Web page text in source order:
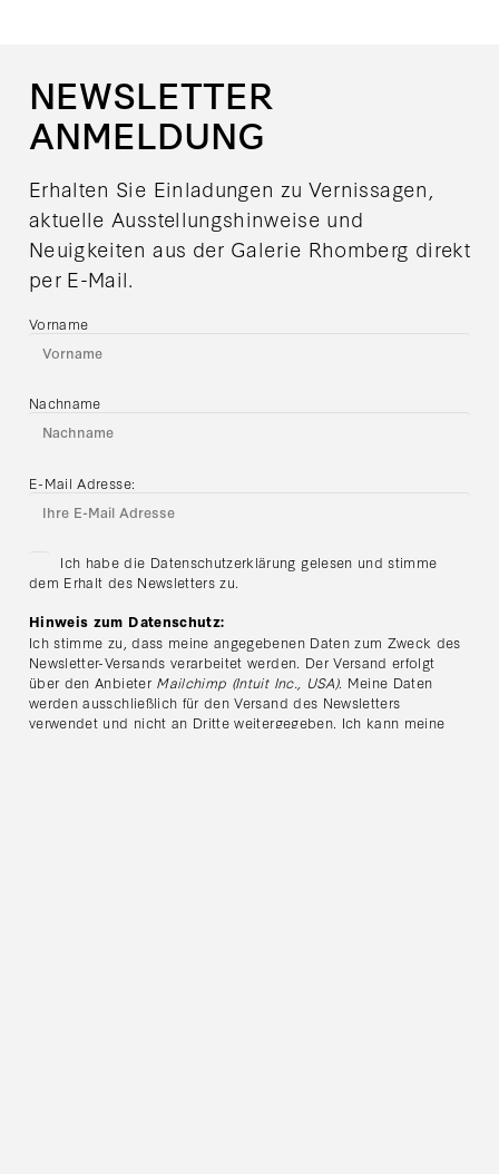
NEWSLETTER
ANMELDUNG
Erhalten Sie Einladungen zu Vernissagen,
aktuelle Ausstellungshinweise und
Neuigkeiten aus der Galerie Rhomberg direkt
per E-Mail.
Vorname
Nachname
E-Mail Adresse:
Ich habe die Datenschutzerklärung gelesen und stimme
dem Erhalt des Newsletters zu.
Hinweis zum Datenschutz:
Ich stimme zu, dass meine angegebenen Daten zum Zweck des
Newsletter-Versands verarbeitet werden. Der Versand erfolgt
über den Anbieter Mailchimp (Intuit Inc., USA). Meine Daten
werden ausschließlich für den Versand des Newsletters
verwendet und nicht an Dritte weitergegeben. Ich kann meine